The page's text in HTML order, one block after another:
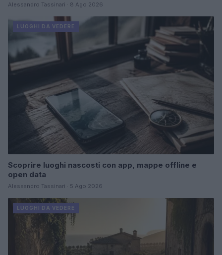
Alessandro Tassinari · 8 Ago 2026
LUOGHI DA VEDERE
Scoprire luoghi nascosti con app, mappe offline e
open data
Alessandro Tassinari · 5 Ago 2026
LUOGHI DA VEDERE